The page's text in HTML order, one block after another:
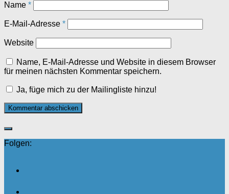
Name *
E-Mail-Adresse *
Website
Name, E-Mail-Adresse und Website in diesem Browser
für meinen nächsten Kommentar speichern.
Ja, füge mich zu der Mailingliste hinzu!
Folgen: